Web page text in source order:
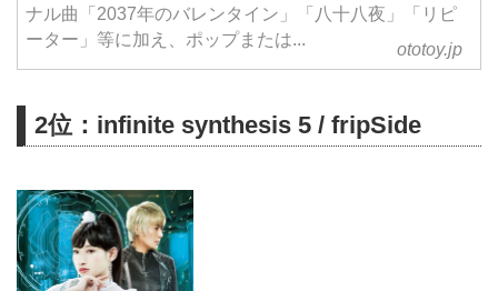
ナル曲「2037年のバレンタイン」「八十八夜」「リピ
ーター」等に加え、ポップまたは...
ototoy.jp
2位：infinite synthesis 5 / fripSide